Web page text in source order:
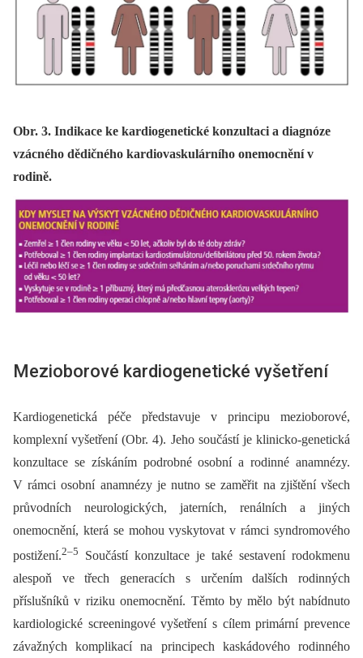
Obr. 3. Indikace ke kardiogenetické konzultaci a diagnóze
vzácného dědičného kardiovaskulárního onemocnění v
rodině.
Mezioborové kardiogenetické vyšetření
Kardiogenetická péče představuje v principu mezioborové,
komplexní vyšetření (Obr. 4). Jeho součástí je klinicko-genetická
konzultace se získáním podrobné osobní a rodinné anamnézy.
V rámci osobní anamnézy je nutno se zaměřit na zjištění všech
průvodních neurologických, jaterních, renálních a jiných
onemocnění, která se mohou vyskytovat v rámci syndromového
postižení.2–5
Součástí konzultace je také sestavení rodokmenu
alespoň ve třech generacích s určením dalších rodinných
příslušníků v riziku onemocnění. Těmto by mělo být nabídnuto
kardiologické screeningové vyšetření s cílem primární prevence
závažných komplikací na principech kaskádového rodinného